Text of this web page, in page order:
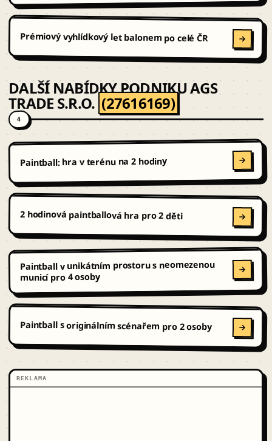
Prémiový vyhlídkový let balonem po celé ČR
DALŠÍ NABÍDKY PODNIKU AGS
TRADE S.R.O. (27616169)
4
Paintball: hra v terénu na 2 hodiny
2 hodinová paintballová hra pro 2 děti
Paintball v unikátním prostoru s neomezenou
municí pro 4 osoby
Paintball s originálním scénařem pro 2 osoby
REKLAMA